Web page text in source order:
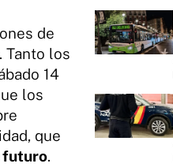
de
. Tanto los
14
los
que
futuro.